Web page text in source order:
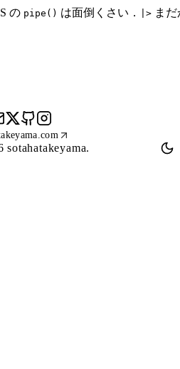
の pipe() は面倒くさい． |> ま
X GitHubInstagram